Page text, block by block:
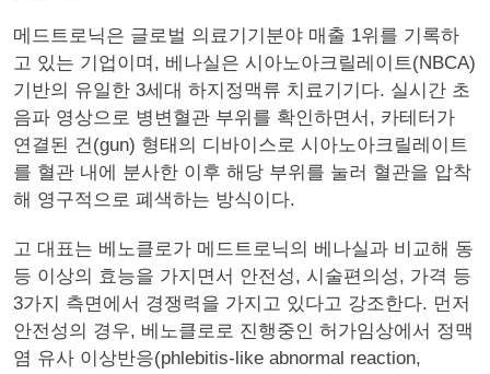
메드트로닉은 글로벌 의료기기분야 매출 1위를 기록하
고 있는 기업이며, 베나실은 시아노아크릴레이트(NBCA)
기반의 유일한 3세대 하지정맥류 치료기기다. 실시간 초
음파 영상으로 병변혈관 부위를 확인하면서, 카테터가
연결된 건(gun) 형태의 디바이스로 시아노아크릴레이트
를 혈관 내에 분사한 이후 해당 부위를 눌러 혈관을 압착
해 영구적으로 폐색하는 방식이다.
고 대표는 베노클로가 메드트로닉의 베나실과 비교해 동
등 이상의 효능을 가지면서 안전성, 시술편의성, 가격 등
3가지 측면에서 경쟁력을 가지고 있다고 강조한다. 먼저
안전성의 경우, 베노클로로 진행중인 허가임상에서 정맥
염 유사 이상반응(phlebitis-like abnormal reaction,